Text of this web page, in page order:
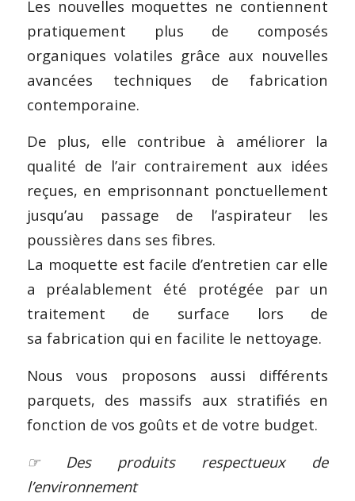
Les nouvelles moquettes ne contiennent
pratiquement plus de composés
organiques volatiles grâce aux nouvelles
avancées techniques de fabrication
contemporaine.
De plus, elle contribue à améliorer la
qualité de l’air contrairement aux idées
reçues, en emprisonnant ponctuellement
jusqu’au passage de l’aspirateur les
poussières dans ses fibres.
La moquette est facile d’entretien car elle
a préalablement été protégée par un
traitement de surface lors de
sa fabrication qui en facilite le nettoyage.
Nous vous proposons aussi différents
parquets, des massifs aux stratifiés en
fonction de vos goûts et de votre budget.
☞ Des produits respectueux de
l’environnement